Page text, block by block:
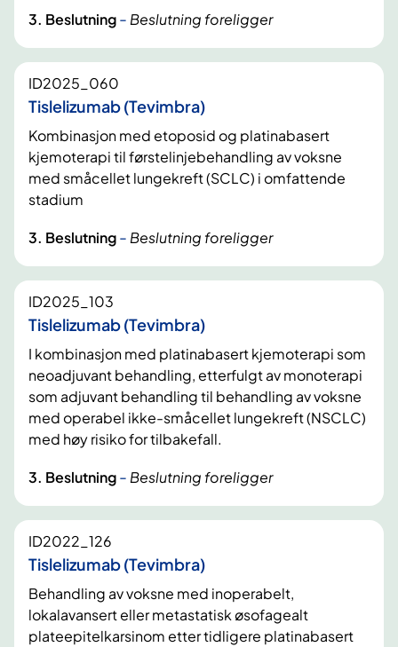
3. Beslutning- Beslutning foreligger
ID2025_060
Tislelizumab (Tevimbra)
Kombinasjon med etoposid og platinabasert
kjemoterapi til førstelinjebehandling av voksne
med småcellet lungekreft (SCLC) i omfattende
stadium
3. Beslutning- Beslutning foreligger
ID2025_103
Tislelizumab (Tevimbra)
I kombinasjon med platinabasert kjemoterapi som
neoadjuvant behandling, etterfulgt av monoterapi
som adjuvant behandling til behandling av voksne
med operabel ikke-småcellet lungekreft (NSCLC)
med høy risiko for tilbakefall.
3. Beslutning- Beslutning foreligger
ID2022_126
Tislelizumab (Tevimbra)
Behandling av voksne med inoperabelt,
lokalavansert eller metastatisk øsofagealt
plateepitelkarsinom etter tidligere platinabasert